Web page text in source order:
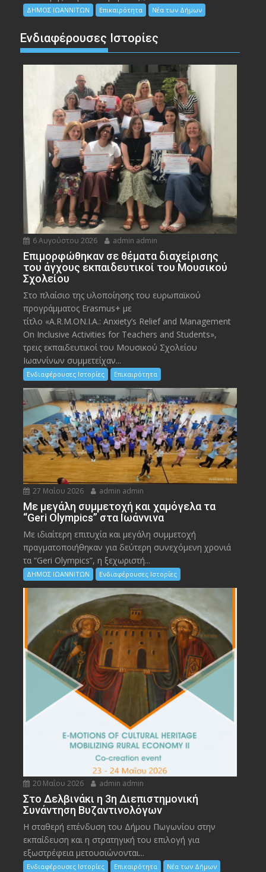
ΔΗΜΟΣ ΙΩΑΝΝΙΤΩΝ Επικαιρότητα Νέα των Δήμων
Ενδιαφέρουσες Ιστορίες
6 Αυγούστου 2026 admin admin
Eπιμορφώθηκαν σε θέματα διαχείρισης
του άγχους εκπαιδευτικοί του Μουσικού
Σχολείου
Στο πλαίσιο της υλοποίησης του ευρωπαϊκού
προγράμματος Erasmus+ με
τίτλο «A.R.M.ON.I.A.: Anxiety’s Relief and Management
On Inclusive Activities for Teachers and Students»,
τρεις εκπαιδευτικοί του Μουσικού Σχολείου
Ιωαννίνων συμμετείχαν...
Ενδιαφέρουσες Ιστορίες Επικαιρότητα
27 Μαΐου 2026 admin admin
Με μεγάλη συμμετοχή και χαμόγελα τα
“Geri Olympics” στα Ιωάννινα
Με ιδιαίτερη επιτυχία και μεγάλη συμμετοχή
πραγματοποιήθηκαν για δεύτερη συνεχόμενη χρονιά
τα “Geri Olympics”, η ξεχωριστή...
ΔΗΜΟΣ ΙΩΑΝΝΙΤΩΝ Ενδιαφέρουσες Ιστορίες
20 Μαΐου 2026 admin admin
Στο Δελβινάκι η 3η Διεπιστημονική
Συνάντηση Βυζαντινολόγων
Η σταθερή επένδυση του Δήμου Πωγωνίου στην
εκπαίδευση και η στρατηγική του επιλογή για
εξωστρέφεια μετουσιώνονται...
Ενδιαφέρουσες Ιστορίες Επικαιρότητα Νέα των Δήμων